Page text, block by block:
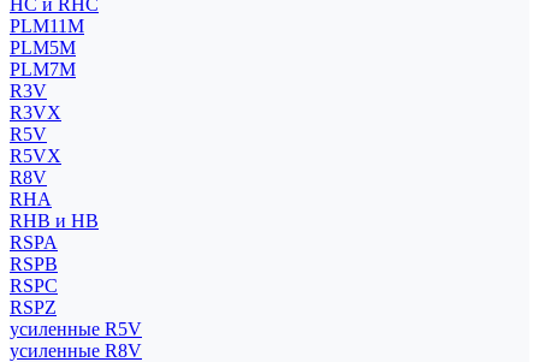
HC и RHC
PLM11M
PLM5M
PLM7M
R3V
R3VX
R5V
R5VX
R8V
RHA
RHB и HB
RSPA
RSPB
RSPC
RSPZ
усиленные R5V
усиленные R8V